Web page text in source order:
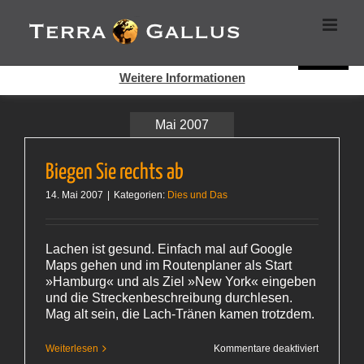
Inhalt
springen
Mai 2007
Biegen Sie rechts ab
14. Mai 2007 Kategorien: Dies und Das
Lachen ist gesund. Einfach mal auf Google
Maps gehen und im Routenplaner als Start
»Hamburg« und als Ziel »New York« eingeben
und die Streckenbeschreibung durchlesen.
Mag alt sein, die Lach-Tränen kamen trotzdem.
Weiterlesen Kommentare deaktiviertfür
Cookies helfen auf auf dieser Seite bei der Bereitstellung der
Dienste. Durch die Nutzung dieser Webseite erklären Sie sich
Weitere Informationen